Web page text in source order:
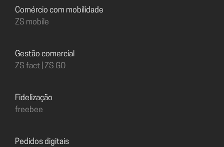
Comércio com mobilidade
ZS mobile
Gestão comercial
ZS fact | ZS GO
Fidelização
freebee
Pedidos digitais